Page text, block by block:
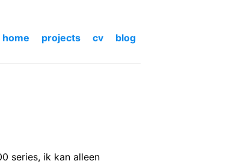
home projects cv blog
series, ik kan alleen